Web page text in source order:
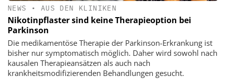
NEWS • AUS DEN KLINIKEN
Nikotinpflaster sind keine Therapieoption bei
Parkinson
Die medikamentöse Therapie der Parkinson-Erkrankung ist
bisher nur symptomatisch möglich. Daher wird sowohl nach
kausalen Therapieansätzen als auch nach
krankheitsmodifizierenden Behandlungen gesucht.